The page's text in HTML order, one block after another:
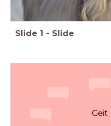
Slide 1 - Slide
Geit